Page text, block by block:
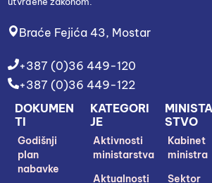
Braće Fejića 43, Mostar
+387 (0)36 449-120
+387 (0)36 449-122
STVO
Kabinet
ministra
Sektor
KATEGORI
JE
Aktivnosti
ministarstva
Aktualnosti
DOKUMEN
TI
Godišnji
plan
nabavke